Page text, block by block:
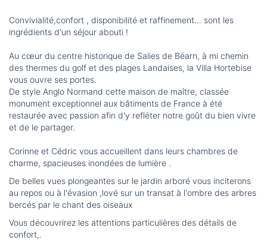
Convivialité,confort , disponibilité et raffinement… sont les
ingrédients d'un séjour abouti !
Au cœur du centre historique de Salies de Béarn, à mi chemin
des thermes du golf et des plages Landaises, la Villa Hortebise
vous ouvre ses portes.
De style Anglo Normand cette maison de maître, classée
monument exceptionnel aux bâtiments de France à été
restaurée avec passion afin d'y refléter notre goût du bien vivre
et de le partager.
Corinne et Cédric vous accueillent dans leurs chambres de
charme, spacieuses inondées de lumière .
De belles vues plongeantes sur le jardin arboré vous inciterons
au repos ou à l'évasion ,lové sur un transat à l'ombre des arbres
bercés par le chant des oiseaux
Vous découvrirez les attentions particulières des détails de
confort,.